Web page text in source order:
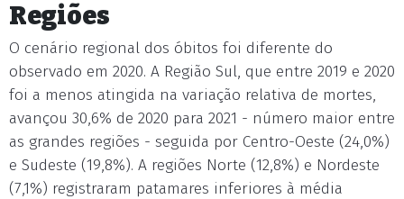
Regiões
O cenário regional dos óbitos foi diferente do
observado em 2020. A Região Sul, que entre 2019 e 2020
foi a menos atingida na variação relativa de mortes,
avançou 30,6% de 2020 para 2021 - número maior entre
as grandes regiões - seguida por Centro-Oeste (24,0%)
e Sudeste (19,8%). A regiões Norte (12,8%) e Nordeste
(7,1%) registraram patamares inferiores à média